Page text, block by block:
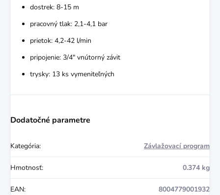
dostrek: 8-15 m
pracovný tlak: 2,1-4,1 bar
prietok: 4,2-42 l/min
pripojenie: 3/4" vnútorný závit
trysky: 13 ks vymeniteľných
Dodatočné parametre
Kategória: Závlažovací program
Hmotnosť: 0.374 kg
EAN: 8004779001932